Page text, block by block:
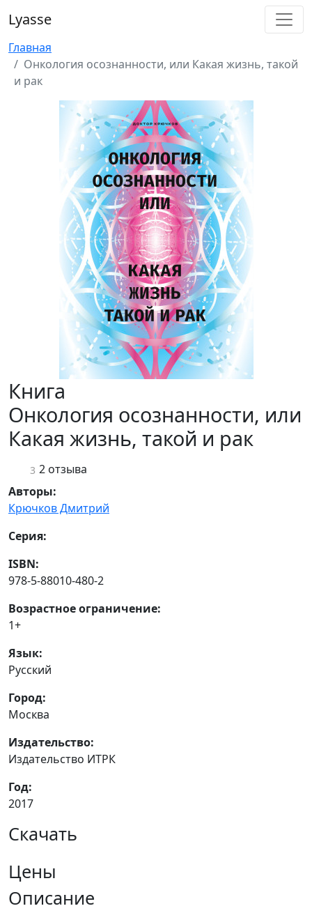
Lyasse
Главная
Онкология осознанности, или Какая жизнь, такой
и рак
Книга
Онкология осознанности, или
Какая жизнь, такой и рак
3 2 отзыва
Авторы:
Крючков Дмитрий
Серия:
ISBN:
978-5-88010-480-2
Возрастное ограничение:
1+
Язык:
Русский
Город:
Москва
Издательство:
Издательство ИТРК
Год:
2017
Скачать
Цены
Описание